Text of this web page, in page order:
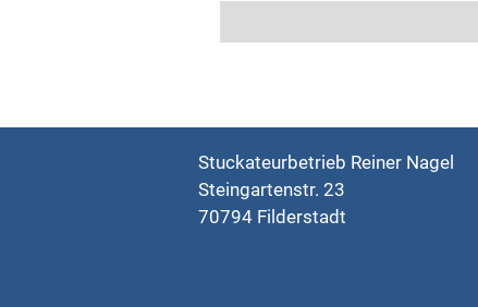
Stuckateurbetrieb Reiner Nagel
Steingartenstr. 23
70794 Filderstadt